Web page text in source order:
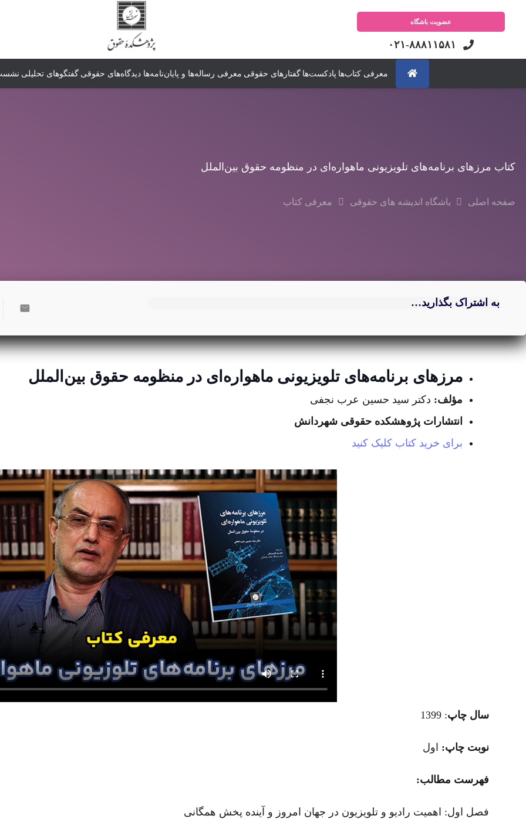
عضویت باشگاه
معرفی کتاب‌ها پادکست‌ها گفتارهای حقوقی معرفی رساله‌ها و پایان‌نامه‌ها دیدگاه‌های حقوقی گفتگوهای تحلیلی
کتاب مرزهای برنامه‌های تلویزیونی ماهواره‌ای در منظومه حقوق بین‌الملل
صفحه اصلی باشگاه اندیشه های حقوقی معرفی کتاب
به اشتراک بگذارید…
مرزهای برنامه‌های تلویزیونی ماهواره‌ای در منظومه حقوق بین‌الملل
مؤلف: دکتر سید حسین عرب نجفی
انتشارات پژوهشکده حقوقی شهردانش
برای خرید کتاب کلیک کنید
سال چاپ: 1399
نوبت چاپ: اول
فهرست مطالب:
فصل اول: اهمیت رادیو و تلویزیون در جهان امروز و آینده پخش همگانی